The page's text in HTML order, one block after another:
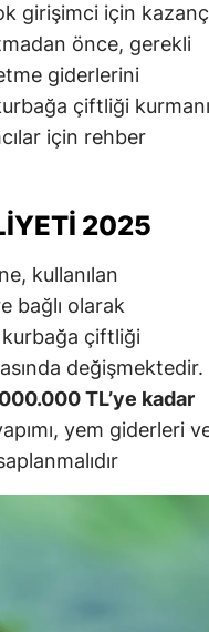
girişimci için
önce, gerekli
giderlerini
çiftliği
için rehber
2025
kullanılan
bağlı olarak
kurbağa çiftliği
değişmektedir.
TL’ye kadar
yem giderleri